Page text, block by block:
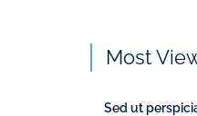
Most
Sed ut